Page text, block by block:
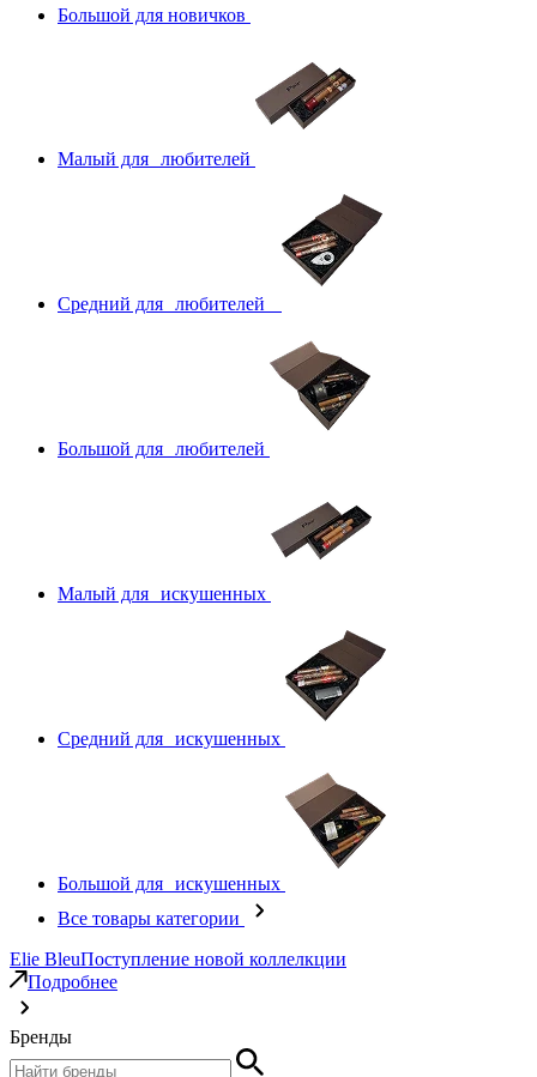
Большой для новичков
Малый для любителей
Средний для любителей
Большой для любителей
Малый для искушенных
Средний для искушенных
Большой для искушенных
Все товары категории
Elie BleuПоступление новой коллелкции
Подробнее
Бренды